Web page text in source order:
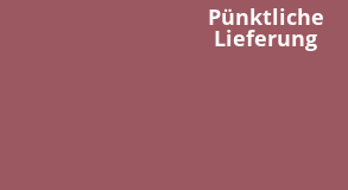
Pünktliche
Lieferung